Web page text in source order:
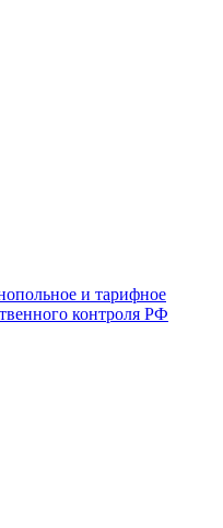
и тарифное
контроля РФ